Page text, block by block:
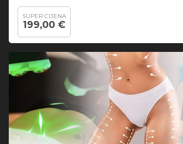
SUPER CIJENA
199,00 €